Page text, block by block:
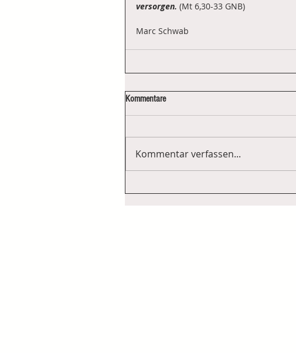
versorgen. (Mt 6,30-33 GNB)
Marc Schwab
Kommentare
Kommentar verfassen...